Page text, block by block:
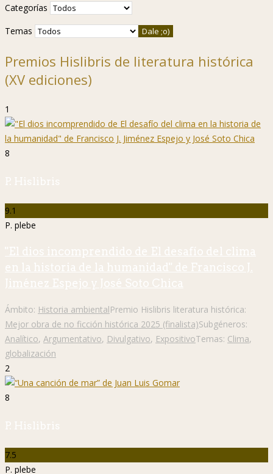
Categorías
Temas
Premios Hislibris de literatura histórica
(XV ediciones)
1
8
P. Hislibris
9.1
P. plebe
"El dios incomprendido de El desafío del clima
en la historia de la humanidad" de Francisco J.
Jiménez Espejo y José Soto Chica
Ámbito: Historia ambientalPremio Hislibris literatura histórica:
Mejor obra de no ficción histórica 2025 (finalista)Subgéneros:
Analítico, Argumentativo, Divulgativo, ExpositivoTemas: Clima,
globalización
2
8
P. Hislibris
7.5
P. plebe